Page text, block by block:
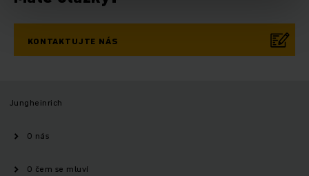
KONTAKTUJTE NÁS
Jungheinrich
O nás
O čem se mluví